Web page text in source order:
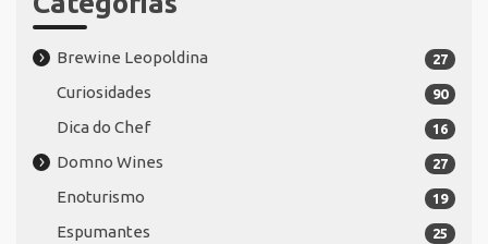
27
Brewine Leopoldina
90
Curiosidades
16
Dica do Chef
27
Domno Wines
19
Enoturismo
25
Espumantes